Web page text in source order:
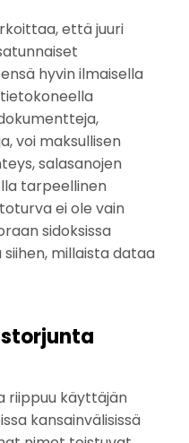
että juuri
hyvin ilmaisella
tietokoneella
voi maksullisen
salasanojen
tarpeellinen
ei ole vain
sidoksissa
millaista dataa
riippuu käyttäjän
kansainvälisissä